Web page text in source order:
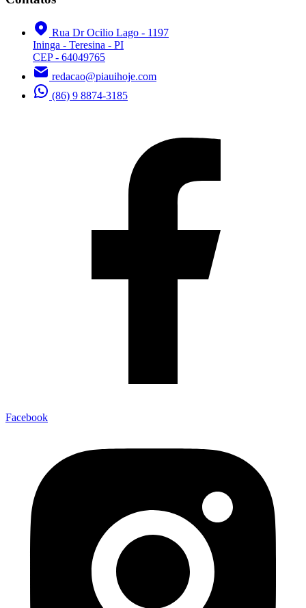
Rua Dr Ocilio Lago - 1197
Ininga - Teresina - PI
CEP - 64049765
redacao@piauihoje.com
(86) 9 8874-3185
Facebook